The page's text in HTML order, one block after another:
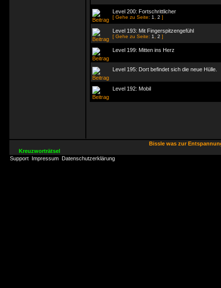
Level 200: Fortschrittlicher
[ Gehe zu Seite: 1 2 ]
Level 193: Mit Fingerspitzengefühl
[ Gehe zu Seite: 1 2 ]
Level 199: Mitten ins Herz
Level 195: Dort befindet sich die neue Hülle.
Level 192: Mobil
Bissle was zur
Kreuzworträtsel
Support Impressum Datenschutzerklärung